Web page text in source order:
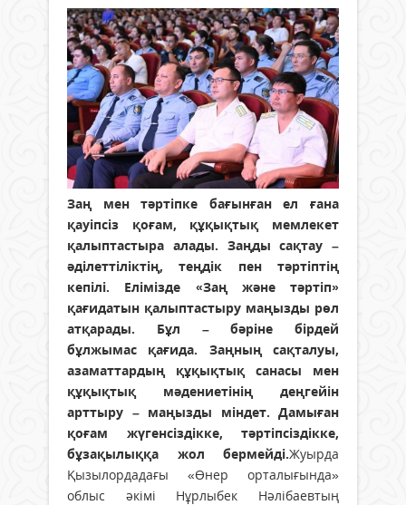
Заң мен тәртіпке бағынған ел ғана
қауіпсіз қоғам, құқықтық мемлекет
қалыптастыра алады. Заңды сақтау –
әділеттіліктің, теңдік пен тәртіптің
кепілі. Елімізде «Заң және тәртіп»
қағидатын қалыптастыру маңызды рөл
атқарады. Бұл – бәріне бірдей
бұлжымас қағида. Заңның сақталуы,
азаматтардың құқықтық санасы мен
құқықтық мәдениетінің деңгейін
арттыру – маңызды міндет. Дамыған
қоғам жүгенсіздікке, тәртіпсіздікке,
бұзақылыққа жол бермейді.Жуырда
Қызылордадағы «Өнер орталығында»
облыс әкімі Нұрлыбек Нәлібаевтың